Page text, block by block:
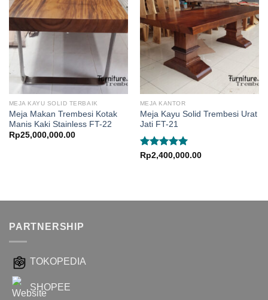
MEJA KAYU SOLID TERBAIK
Meja Makan Trembesi Kotak
Manis Kaki Stainless FT-22
Rp25,000,000.00
MEJA KANTOR
Meja Kayu Solid Trembesi Urat
Jati FT-21
Dinilai5.00
Rp2,400,000.00
PARTNERSHIP
TOKOPEDIA
SHOPEE